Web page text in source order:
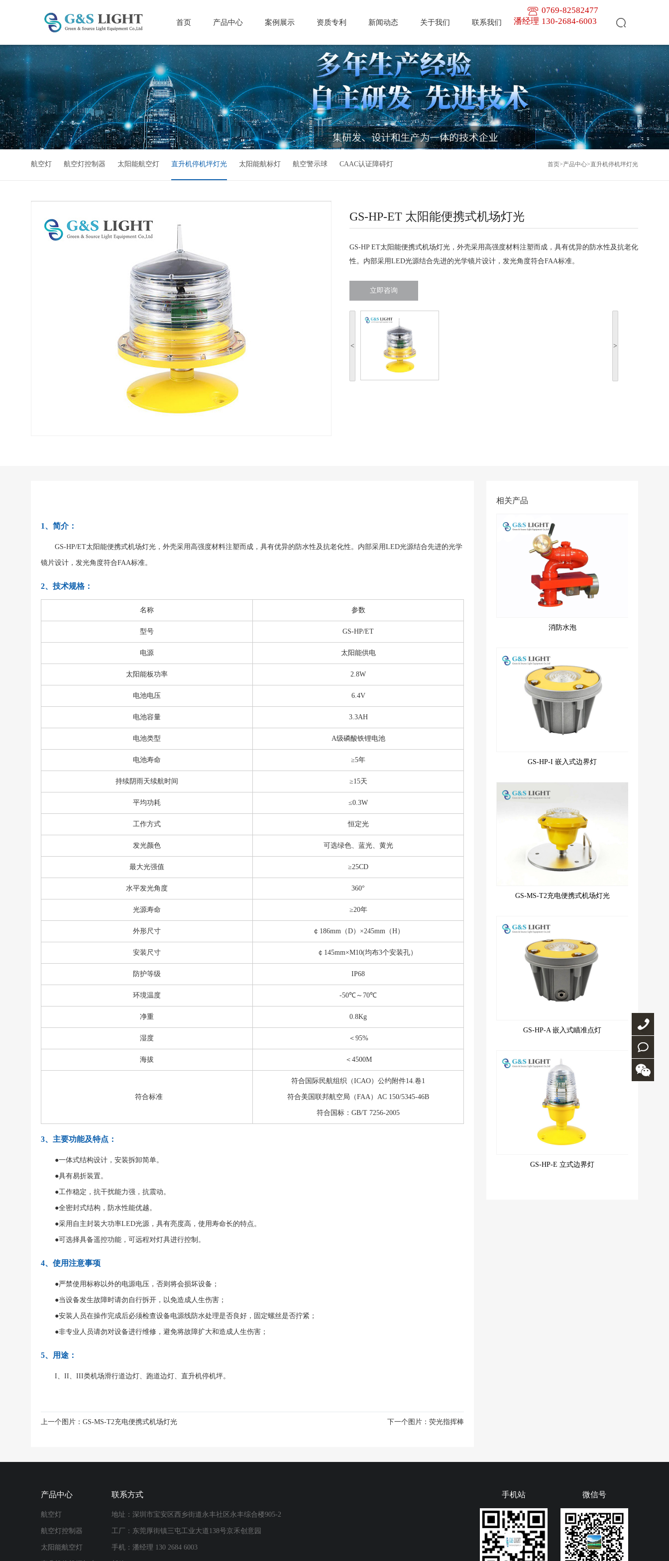
首页 产品中心 案例展示 资质专利 新闻动态 关于我们 联系我们
0769-82582477
130-2684-6003
潘经理
航空灯 航空灯控制器 太阳能航空灯 直升机停机坪灯光 太阳能航标灯 航空警示球 CAAC认证障碍灯 首页>产品中心>直升机停机坪灯光
GS-HP-ET 太阳能便携式机场灯光
GS-HP ET太阳能便携式机场灯光，外壳采用高强度材料注塑而成，具有优异的防水性及抗老化
性。内部采用LED光源结合先进的光学镜片设计，发光角度符合FAA标准。
立即咨询
< >
1、简介：
GS-HP/ET太阳能便携式机场灯光，外壳采用高强度材料注塑而成，具有优异的防水性及抗老化性。内部采用LED光源结合先进的光学
镜片设计，发光角度符合FAA标准。
2、技术规格：
名称 参数
型号 GS-HP/ET
电源 太阳能供电
太阳能板功率 2.8W
电池电压 6.4V
电池容量 3.3AH
电池类型 A级磷酸铁锂电池
电池寿命 ≥5年
持续阴雨天续航时间 ≥15天
平均功耗 ≤0.3W
工作方式 恒定光
发光颜色 可选绿色、蓝光、黄光
最大光强值 ≥25CD
水平发光角度 360°
光源寿命 ≥20年
外形尺寸 ￠186mm（D）×245mm（H）
安装尺寸 ￠145mm×M10(均布3个安装孔）
防护等级 IP68
环境温度 -50℃～70℃
净重 0.8Kg
湿度 ＜95%
海拔 ＜4500M
符合标准
符合国际民航组织（ICAO）公约附件14.卷1
符合美国联邦航空局（FAA）AC 150/5345-46B
符合国标：GB/T 7256-2005
3、主要功能及特点：
●一体式结构设计，安装拆卸简单。
●具有易折装置。
●工作稳定，抗干扰能力强，抗震动。
●全密封式结构，防水性能优越。
●采用自主封装大功率LED光源，具有亮度高，使用寿命长的特点。
●可选择具备遥控功能，可远程对灯具进行控制。
4、使用注意事项
●严禁使用标称以外的电源电压，否则将会损坏设备；
●当设备发生故障时请勿自行拆开，以免造成人生伤害；
●安装人员在操作完成后必须检查设备电源线防水处理是否良好，固定螺丝是否拧紧；
●非专业人员请勿对设备进行维修，避免将故障扩大和造成人生伤害；
5、用途：
I、II、III类机场滑行道边灯、跑道边灯、直升机停机坪。
上一个图片： GS-MS-T2充电便携式机场灯光 下一个图片： 荧光指挥棒
相关产品
消防水泡
GS-HP-I 嵌入式边界灯
GS-MS-T2充电便携式机场灯光
GS-HP-A 嵌入式瞄准点灯
GS-HP-E 立式边界灯
产品中心
航空灯
航空灯控制器
太阳能航空灯
联系方式
地址：深圳市宝安区西乡街道永丰社区永丰综合楼905-2
工厂：东莞厚街镇三屯工业大道138号京禾创意园
手机：潘经理 130 2684 6003
微信号
手机站
0769-
82582477
联系